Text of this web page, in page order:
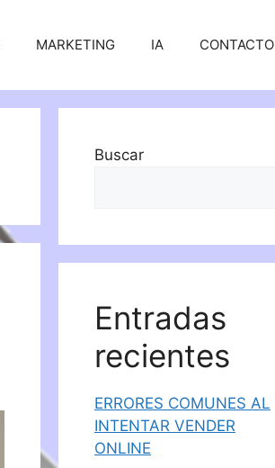
MARKETING IA CONTACTO
Buscar
Entradas
recientes
ERRORES COMUNES AL
INTENTAR VENDER
ONLINE